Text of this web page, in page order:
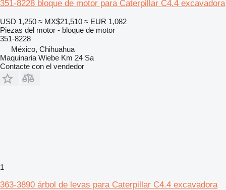
351-8228 bloque de motor para Caterpillar C4.4 excavadora
USD 1,250 ≈ MX$21,510 ≈ EUR 1,082
Piezas del motor - bloque de motor
351-8228
México, Chihuahua
Maquinaria Wiebe Km 24 Sa
Contacte con el vendedor
1
363-3890 árbol de levas para Caterpillar C4.4 excavadora